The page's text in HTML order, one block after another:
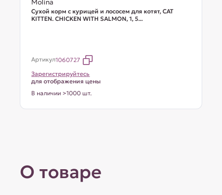
Molina
Сухой корм с курицей и лососем для котят, CAT
KITTEN. CHICKEN WITH SALMON, 1, 5...
Артикул1060727
Зарегистрируйтесь
для отображения цены
В наличии >1000 шт.
О товаре